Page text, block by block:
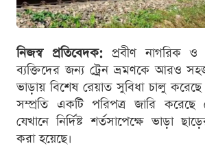
নিজস্ব প্রতিবেদক:প্রবীণ নাগরিক ও
ব্যক্তিদের জন্য ট্রেন ভ্রমণকে আরও
ভাড়ায় বিশেষ রেয়াত সুবিধা চালু
সম্প্রতি একটি পরিপত্র জারি করেছে
যেখানে নির্দিষ্ট শর্তসাপেক্ষে ভাড়া
করা হয়েছে।